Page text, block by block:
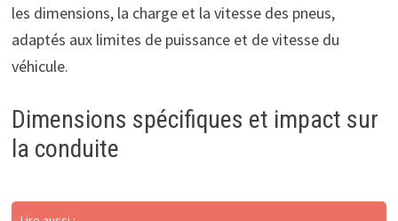
les dimensions, la charge et la vitesse des pneus,
adaptés aux limites de puissance et de vitesse du
véhicule.
Dimensions spécifiques et impact sur
la conduite